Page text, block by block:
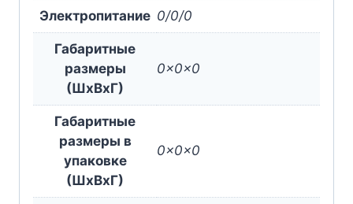
Электропитание 0/0/0
Габаритные
размеры
(ШxВxГ)
0x0x0
Габаритные
размеры в
упаковке
(ШxВxГ)
0x0x0